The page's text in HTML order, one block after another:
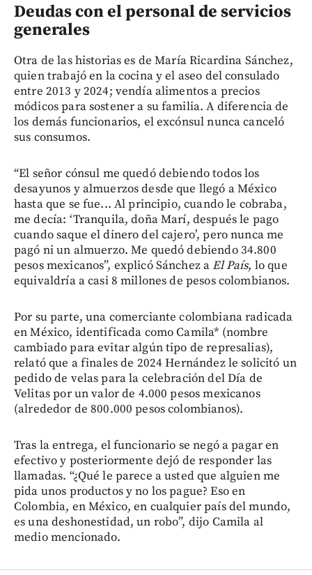
Deudas con el personal de servicios
generales
Otra de las historias es de María Ricardina Sánchez,
quien trabajó en la cocina y el aseo del consulado
entre 2013 y 2024; vendía alimentos a precios
módicos para sostener a su familia. A diferencia de
los demás funcionarios, el excónsul nunca canceló
sus consumos.
“El señor cónsul me quedó debiendo todos los
desayunos y almuerzos desde que llegó a México
hasta que se fue... Al principio, cuando le cobraba,
me decía: ‘Tranquila, doña Marí, después le pago
cuando saque el dinero del cajero’, pero nunca me
pagó ni un almuerzo. Me quedó debiendo 34.800
pesos mexicanos”, explicó Sánchez aEl País, lo que
equivaldría a casi 8 millones de pesos colombianos.
Por su parte, una comerciante colombiana radicada
en México, identificada como Camila* (nombre
cambiado para evitar algún tipo de represalias),
relató que a finales de 2024 Hernández le solicitó un
pedido de velas para la celebración del Día de
Velitas por un valor de 4.000 pesos mexicanos
(alrededor de 800.000 pesos colombianos).
Tras la entrega, el funcionario se negó a pagar en
efectivo y posteriormente dejó de responder las
llamadas. “¿Qué le parece a usted que alguien me
pida unos productos y no los pague? Eso en
Colombia, en México, en cualquier país del mundo,
es una deshonestidad, un robo”, dijo Camila al
medio mencionado.